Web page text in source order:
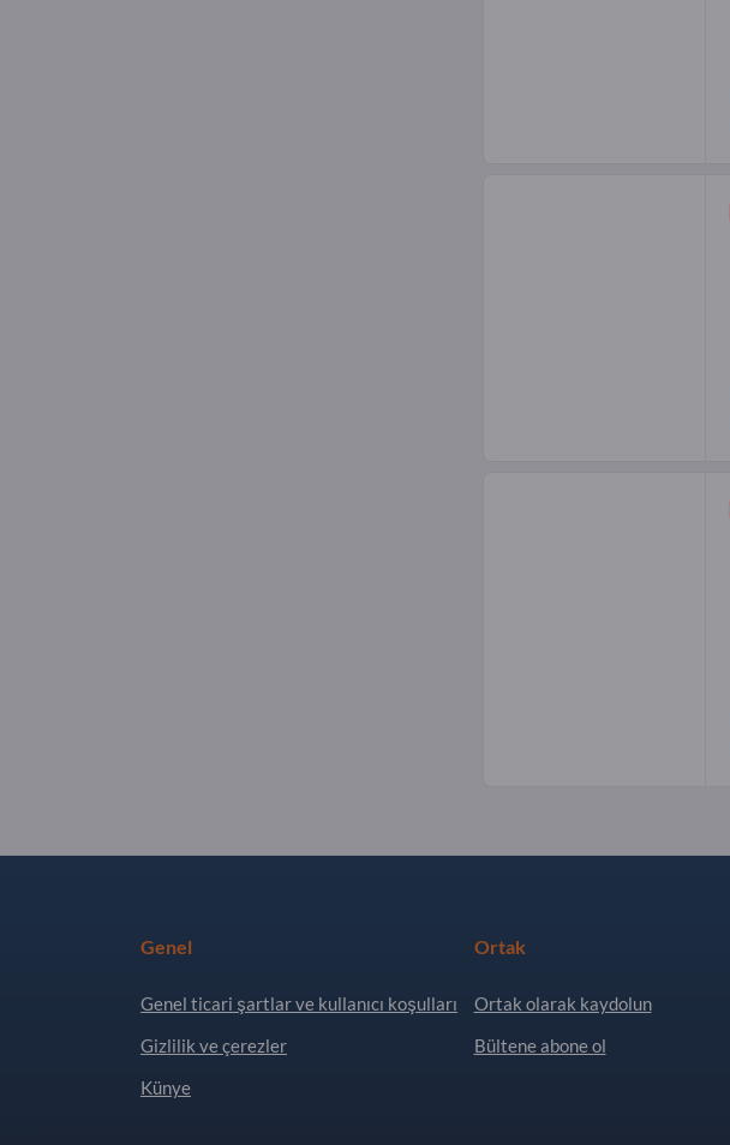
Genel
Genel ticari şartlar ve kullanıcı koşulları
Gizlilik ve çerezler
Künye
Ortak
Ortak olarak kaydolun
Bültene abone ol